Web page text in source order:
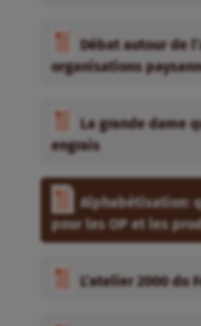
Débat autour de
organisations
La grande dame
engrais
Alphabétisation:
pour les OP et les
L’atelier 2000 du